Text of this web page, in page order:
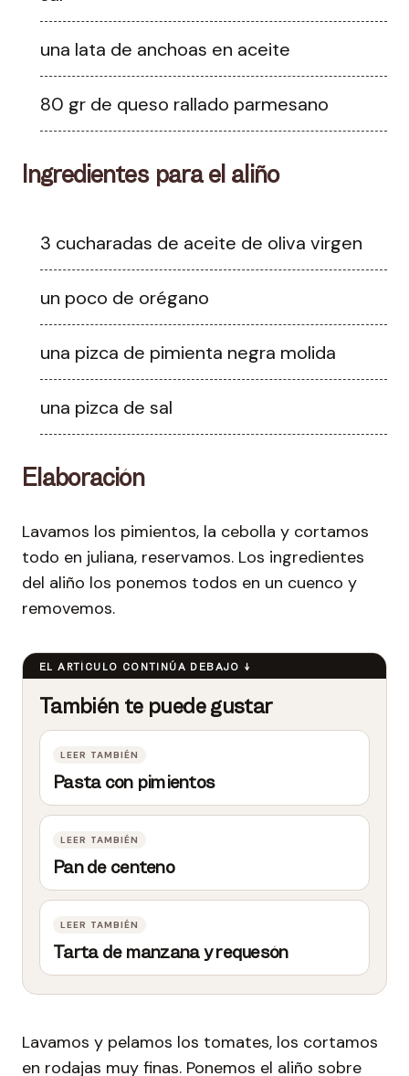
una lata de anchoas en aceite
80 gr de queso rallado parmesano
Ingredientes para el aliño
3 cucharadas de aceite de oliva virgen
un poco de orégano
una pizca de pimienta negra molida
una pizca de sal
Elaboración
Lavamos los pimientos, la cebolla y cortamos
todo en juliana, reservamos. Los ingredientes
del aliño los ponemos todos en un cuenco y
removemos.
Pasta con pimientos
Pan de centeno
Tarta de manzana y requesón
Lavamos y pelamos los tomates, los cortamos
en rodajas muy finas. Ponemos el aliño sobre